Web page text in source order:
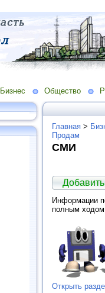
Бизнес Общество
Главная >
Продам
СМИ
Информации
полным
Открыть